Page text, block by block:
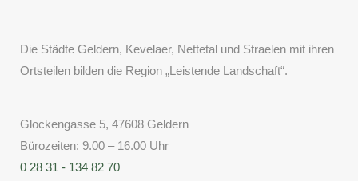
Die Städte Geldern, Kevelaer, Nettetal und Straelen mit ihren
Ortsteilen bilden die Region „Leistende Landschaft“.
Glockengasse 5, 47608 Geldern
Bürozeiten: 9.00 – 16.00 Uhr
0 28 31 - 134 82 70